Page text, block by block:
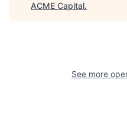
ACME Capital.
See more